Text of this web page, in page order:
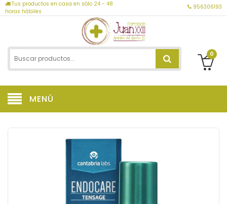
Tus productos en casa en sólo 24 - 48
horas hábiles
956306193
0
MENÚ